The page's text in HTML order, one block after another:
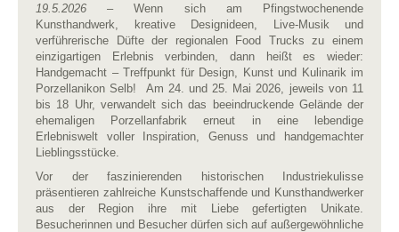
19.5.2026 – Wenn sich am Pfingstwochenende
Kunsthandwerk, kreative Designideen, Live-Musik und
verführerische Düfte der regionalen Food Trucks zu einem
einzigartigen Erlebnis verbinden, dann heißt es wieder:
Handgemacht – Treffpunkt für Design, Kunst und Kulinarik im
Porzellanikon Selb! Am 24. und 25. Mai 2026, jeweils von 11
bis 18 Uhr, verwandelt sich das beeindruckende Gelände der
ehemaligen Porzellanfabrik erneut in eine lebendige
Erlebniswelt voller Inspiration, Genuss und handgemachter
Lieblingsstücke.
Vor der faszinierenden historischen Industriekulisse
präsentieren zahlreiche Kunstschaffende und Kunsthandwerker
aus der Region ihre mit Liebe gefertigten Unikate.
Besucherinnen und Besucher dürfen sich auf außergewöhnliche